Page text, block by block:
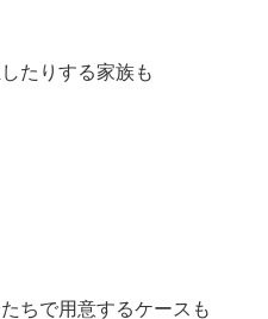
たりする家族も
ちで用意するケースも